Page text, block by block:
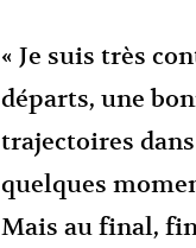
« Je suis très
départs, une
trajectoires
quelques
Mais au final,